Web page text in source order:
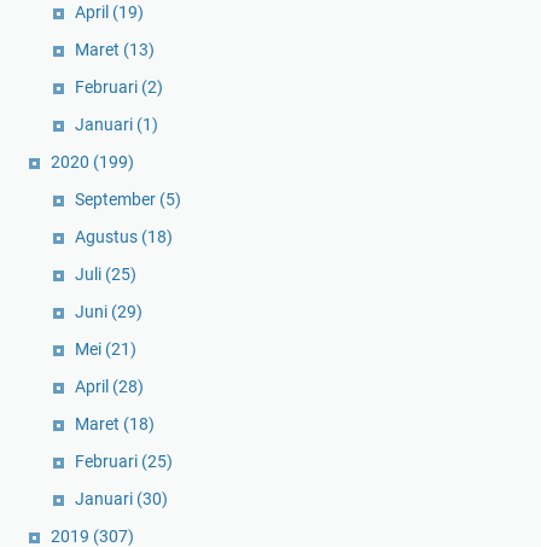
April (19)
Maret (13)
Februari (2)
Januari (1)
2020 (199)
September (5)
Agustus (18)
Juli (25)
Juni (29)
Mei (21)
April (28)
Maret (18)
Februari (25)
Januari (30)
2019 (307)